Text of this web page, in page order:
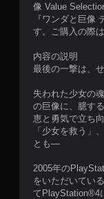
像 Value
『ワンダと巨像
す。ご購入の際
内容の説明
最後の一撃は、せ
失われた少女の
の巨像に、臆す
恵と勇気で立ち
「少女を救う」
とも―
2005年の
をいただいてい
てPlayStation®4